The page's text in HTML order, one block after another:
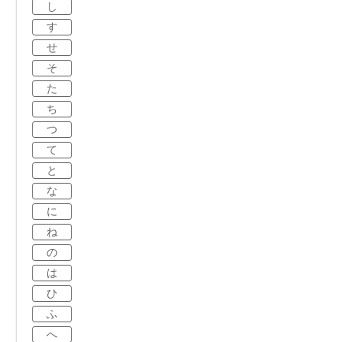
し
す
せ
そ
た
ち
つ
て
と
な
に
ね
の
は
ひ
ふ
へ